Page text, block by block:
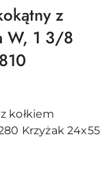
z
W, 1 3/8
kołkiem
Krzyżak 24x55